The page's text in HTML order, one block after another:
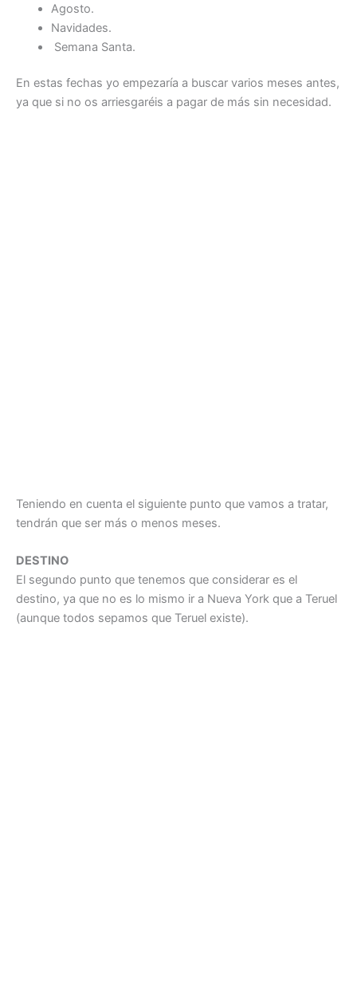
Agosto.
Navidades.
Semana Santa.
En estas fechas yo empezaría a buscar varios meses antes,
ya que si no os arriesgaréis a pagar de más sin necesidad.
Teniendo en cuenta el siguiente punto que vamos a tratar,
tendrán que ser más o menos meses.
DESTINO
El segundo punto que tenemos que considerar es el
destino, ya que no es lo mismo ir a Nueva York que a Teruel
(aunque todos sepamos que Teruel existe).